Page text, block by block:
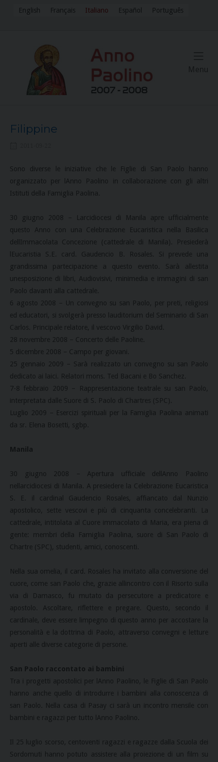
English Français Italiano Español Português
Filippine
Sono diverse le iniziative che le Figlie di San Paolo hanno
organizzato per lAnno Paolino in collaborazione con gli altri
Istituti della Famiglia Paolina.
30 giugno 2008 – Larcidiocesi di Manila apre ufficialmente
questo Anno con una Celebrazione Eucaristica nella Basilica
dellImmacolata Concezione (cattedrale di Manila). Presiederà
lEucaristia S.E. card. Gaudencio B. Rosales. Si prevede una
grandissima partecipazione a questo evento. Sarà allestita
unesposizione di libri, Audiovisivi, minimedia e immagini di san
Paolo davanti alla cattedrale.
6 agosto 2008 – Un convegno su san Paolo, per preti, religiosi
ed educatori, si svolgerà presso lauditorium del Seminario di San
Carlos. Principale relatore, il vescovo Virgilio David.
28 novembre 2008 – Concerto delle Paoline.
5 dicembre 2008 – Campo per giovani.
25 gennaio 2009 – Sarà realizzato un convegno su san Paolo
dedicato ai laici. Relatori mons. Ted Bacani e Bo Sanchez.
7-8 febbraio 2009 – Rappresentazione teatrale su san Paolo,
interpretata dalle Suore di S. Paolo di Chartres (SPC).
Luglio 2009 – Esercizi spirituali per la Famiglia Paolina animati
da sr. Elena Bosetti, sgbp.
Manila
30 giugno 2008 – Apertura ufficiale dellAnno Paolino
nellarcidiocesi di Manila. A presiedere la Celebrazione Eucaristica
S. E. il cardinal Gaudencio Rosales, affiancato dal Nunzio
apostolico, sette vescovi e più di cinquanta concelebranti. La
cattedrale, intitolata al Cuore immacolato di Maria, era piena di
gente: membri della Famiglia Paolina, suore di San Paolo di
Chartre (SPC), studenti, amici, conoscenti.
Nella sua omelia, il card. Rosales ha invitato alla conversione del
cuore, come san Paolo che, grazie allincontro con il Risorto sulla
via di Damasco, fu mutato da persecutore a predicatore e
apostolo. Ascoltare, riflettere e pregare. Questo, secondo il
cardinale, deve essere limpegno di questo anno per accostare la
personalità e la dottrina di Paolo, attraverso convegni e letture
aperti alle diverse categorie di persone.
San Paolo raccontato ai bambini
Tra i progetti apostolici per lAnno Paolino, le Figlie di San Paolo
hanno anche quello di introdurre i bambini alla conoscenza di
san Paolo. Nella casa di Pasay ci sarà un incontro mensile con
bambini e ragazzi per tutto lAnno Paolino.
Il 25 luglio scorso, centoventi ragazzi e ragazze dalla Scuola dei
Sordomuti hanno potuto assistere alla proiezione di un film su